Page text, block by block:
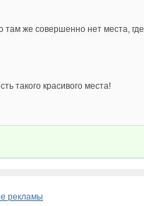
там же совершенно нет места, где
такого красивого места!
рекламы